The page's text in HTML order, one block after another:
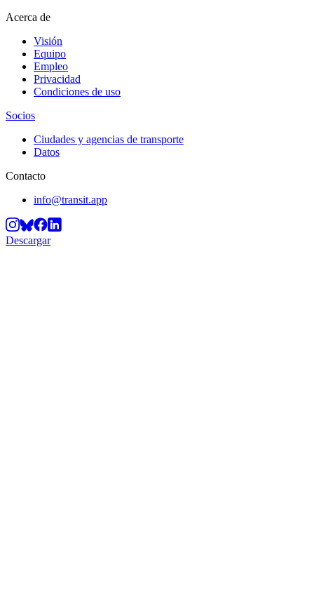
Acerca de
Visión
Equipo
Empleo
Privacidad
Condiciones de uso
Socios
Ciudades y agencias de transporte
Datos
Contacto
info@transit.app
Descargar